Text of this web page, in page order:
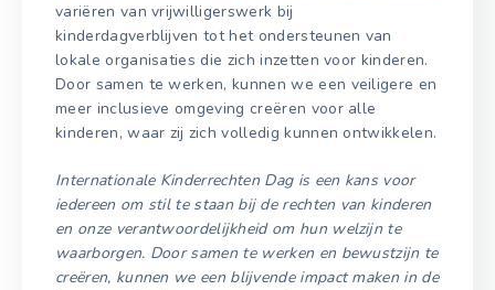
variëren van vrijwilligerswerk bij
kinderdagverblijven tot het ondersteunen van
lokale organisaties die zich inzetten voor kinderen.
Door samen te werken, kunnen we een veiligere en
meer inclusieve omgeving creëren voor alle
kinderen, waar zij zich volledig kunnen ontwikkelen.
Internationale Kinderrechten Dag is een kans voor
iedereen om stil te staan bij de rechten van kinderen
en onze verantwoordelijkheid om hun welzijn te
waarborgen. Door samen te werken en bewustzijn te
creëren, kunnen we een blijvende impact maken in de